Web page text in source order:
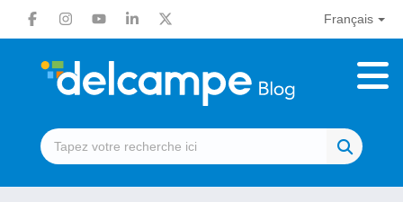
Français